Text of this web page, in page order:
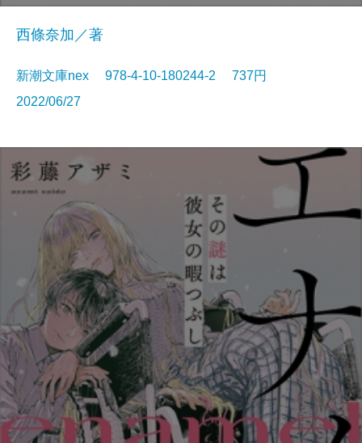
西條奈加／著
新潮文庫nex 978-4-10-180244-2 737円
2022/06/27